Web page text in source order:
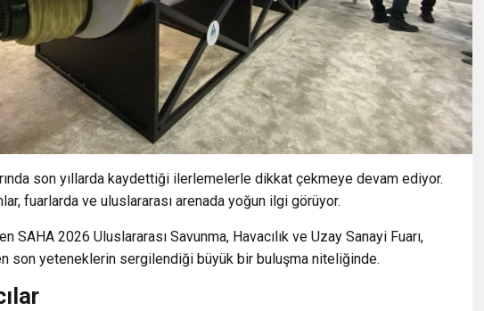
son yıllarda kaydettiği ilerlemelerle dikkat çekmeye devam ediyor.
fuarlarda ve uluslararası arenada yoğun ilgi görüyor.
SAHA 2026 Uluslararası Savunma, Havacılık ve Uzay Sanayi Fuarı,
son yeteneklerin sergilendiği büyük bir buluşma niteliğinde.